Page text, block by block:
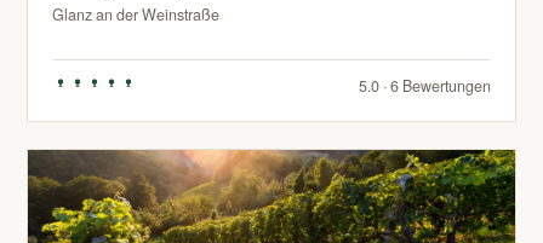
Glanz an der Weinstraße
5.0 · 6 Bewertungen